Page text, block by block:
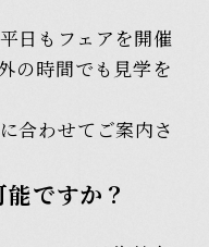
日もフェアを開催
の時間でも見学を
合わせてご案内さ
ですか？